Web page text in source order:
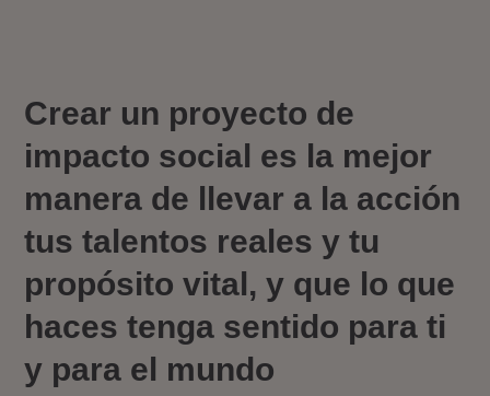
Crear un proyecto de
impacto social es la mejor
manera de llevar a la acción
tus talentos reales y tu
propósito vital, y que lo que
haces tenga sentido para ti
y para el mundo